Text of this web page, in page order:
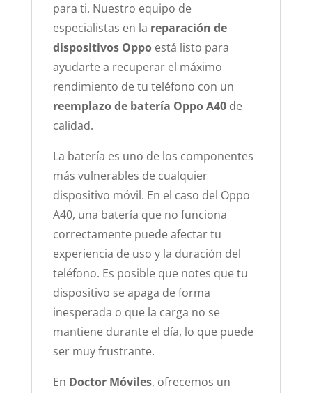
para ti. Nuestro equipo de
especialistas en la reparación de
dispositivos Oppoestá listo para
ayudarte a recuperar el máximo
rendimiento de tu teléfono con un
reemplazo de batería Oppo A40de
calidad.
La batería es uno de los componentes
más vulnerables de cualquier
dispositivo móvil. En el caso del Oppo
A40, una batería que no funciona
correctamente puede afectar tu
experiencia de uso y la duración del
teléfono. Es posible que notes que tu
dispositivo se apaga de forma
inesperada o que la carga no se
mantiene durante el día, lo que puede
ser muy frustrante.
En Doctor Móviles, ofrecemos un